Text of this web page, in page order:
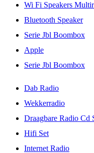
Wi Fi Speakers
Bluetooth Speaker
Serie Jbl Boombox
Apple
Serie Jbl Boombox
Dab Radio
Wekkerradio
Draagbare Radio Cd
Hifi Set
Internet Radio